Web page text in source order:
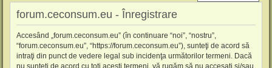
forum.ceconsum.eu - Înregistrare
Accesând „forum.ceconsum.eu” (în continuare “noi”, “nostru”,
“forum.ceconsum.eu”, “https://forum.ceconsum.eu”), sunteţi de acord să
intraţi din punct de vedere legal sub incidenţa următorilor termeni. Dacă
nu sunteţi de acord cu toţi aceşti termeni, vă rugăm să nu accesaţi şi/sau